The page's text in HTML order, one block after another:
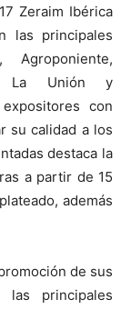
Zeraim Ibérica
las principales
La Unión y
con
su calidad a los
destaca la
a partir de 15
además
de sus
las principales